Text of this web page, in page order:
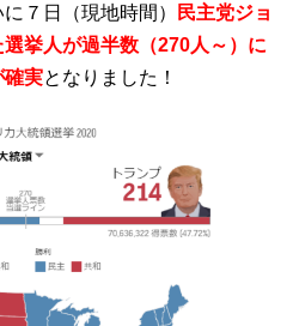
７日（現地時間）
民主党ジョ
挙人が過半数（270人～）に
確実となりました！